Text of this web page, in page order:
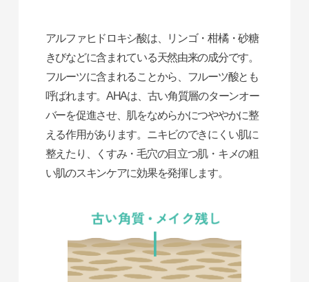
アルファヒドロキシ酸は、リンゴ・柑橘・砂糖
きびなどに含まれている天然由来の成分です。
フルーツに含まれることから、フルーツ酸とも
呼ばれます。AHAは、古い角質層のターンオー
バーを促進させ、肌をなめらかにつややかに整
える作用があります。ニキビのできにくい肌に
整えたり、くすみ・毛穴の目立つ肌・キメの粗
い肌のスキンケアに効果を発揮します。